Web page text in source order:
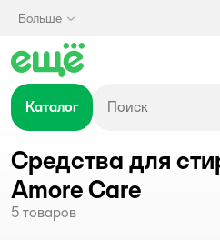
Больше
Каталог
Средства для
Amore Care
5 товаров